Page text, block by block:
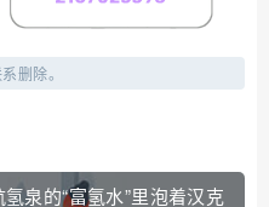
删除。
泉的“富氢水”里泡着汉克